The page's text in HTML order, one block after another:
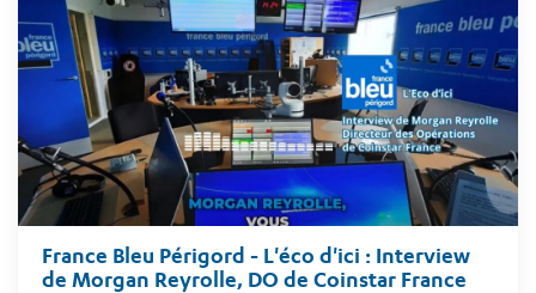
France Bleu Périgord - L'éco d'ici : Interview
de Morgan Reyrolle, DO de Coinstar France